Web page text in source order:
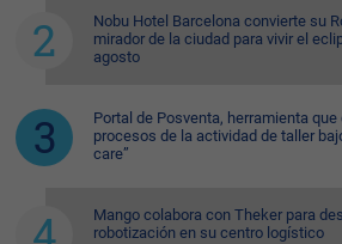
Nobu Hotel Barcelona convierte su
mirador de la ciudad para vivir el
agosto
Portal de Posventa, herramienta
procesos de la actividad de taller
care”
Mango colabora con Theker para
robotización en su centro logístico